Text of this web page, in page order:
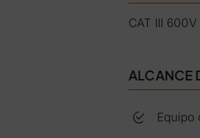
CAT III 600V
ALCANCE
Equipo